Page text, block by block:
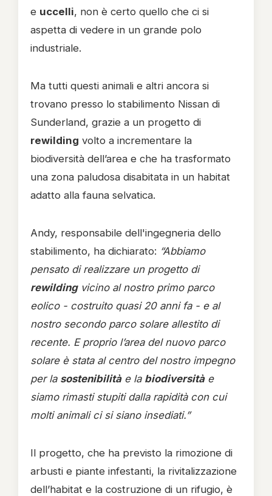
e uccelli, non è certo quello che ci si
aspetta di vedere in un grande polo
industriale.
Ma tutti questi animali e altri ancora si
trovano presso lo stabilimento Nissan di
Sunderland, grazie a un progetto di
rewilding volto a incrementare la
biodiversità dell’area e che ha trasformato
una zona paludosa disabitata in un habitat
adatto alla fauna selvatica.
Andy, responsabile dell'ingegneria dello
stabilimento, ha dichiarato: “Abbiamo
pensato di realizzare un progetto di
rewildingvicino al nostro primo parco
eolico - costruito quasi 20 anni fa - e al
nostro secondo parco solare allestito di
recente. E proprio l’area del nuovo parco
solare è stata al centro del nostro impegno
per la sostenibilitàe la biodiversitàe
siamo rimasti stupiti dalla rapidità con cui
molti animali ci si siano insediati.”
Il progetto, che ha previsto la rimozione di
arbusti e piante infestanti, la rivitalizzazione
dell’habitat e la costruzione di un rifugio, è